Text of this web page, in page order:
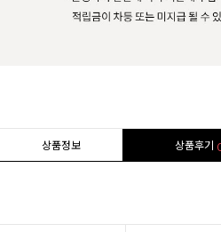
상품정보 상품후기